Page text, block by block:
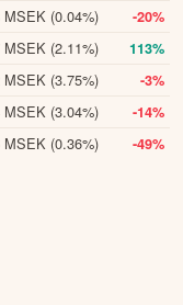
MSEK (0.04%) -20%
MSEK (2.11%) 113%
MSEK (3.75%) -3%
MSEK (3.04%) -14%
MSEK (0.36%)
-49%